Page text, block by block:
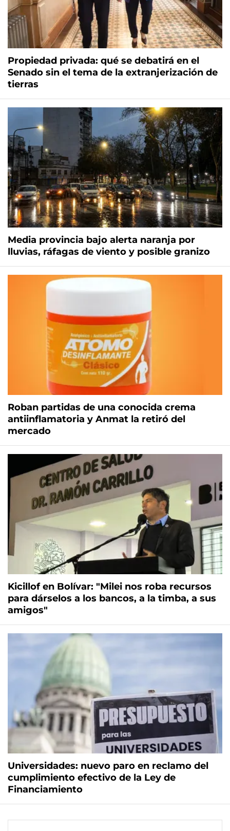
Propiedad privada: qué se debatirá en el
Senado sin el tema de la extranjerización de
tierras
Media provincia bajo alerta naranja por
lluvias, ráfagas de viento y posible granizo
Roban partidas de una conocida crema
antiinflamatoria y Anmat la retiró del
mercado
Kicillof en Bolívar: "Milei nos roba recursos
para dárselos a los bancos, a la timba, a sus
amigos"
Universidades: nuevo paro en reclamo del
cumplimiento efectivo de la Ley de
Financiamiento